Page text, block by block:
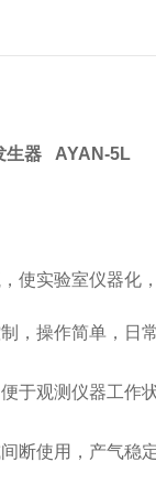
生器 AYAN-5L
使实验室仪器化
，操作简单，日
于观测仪器工作
断使用，产气稳